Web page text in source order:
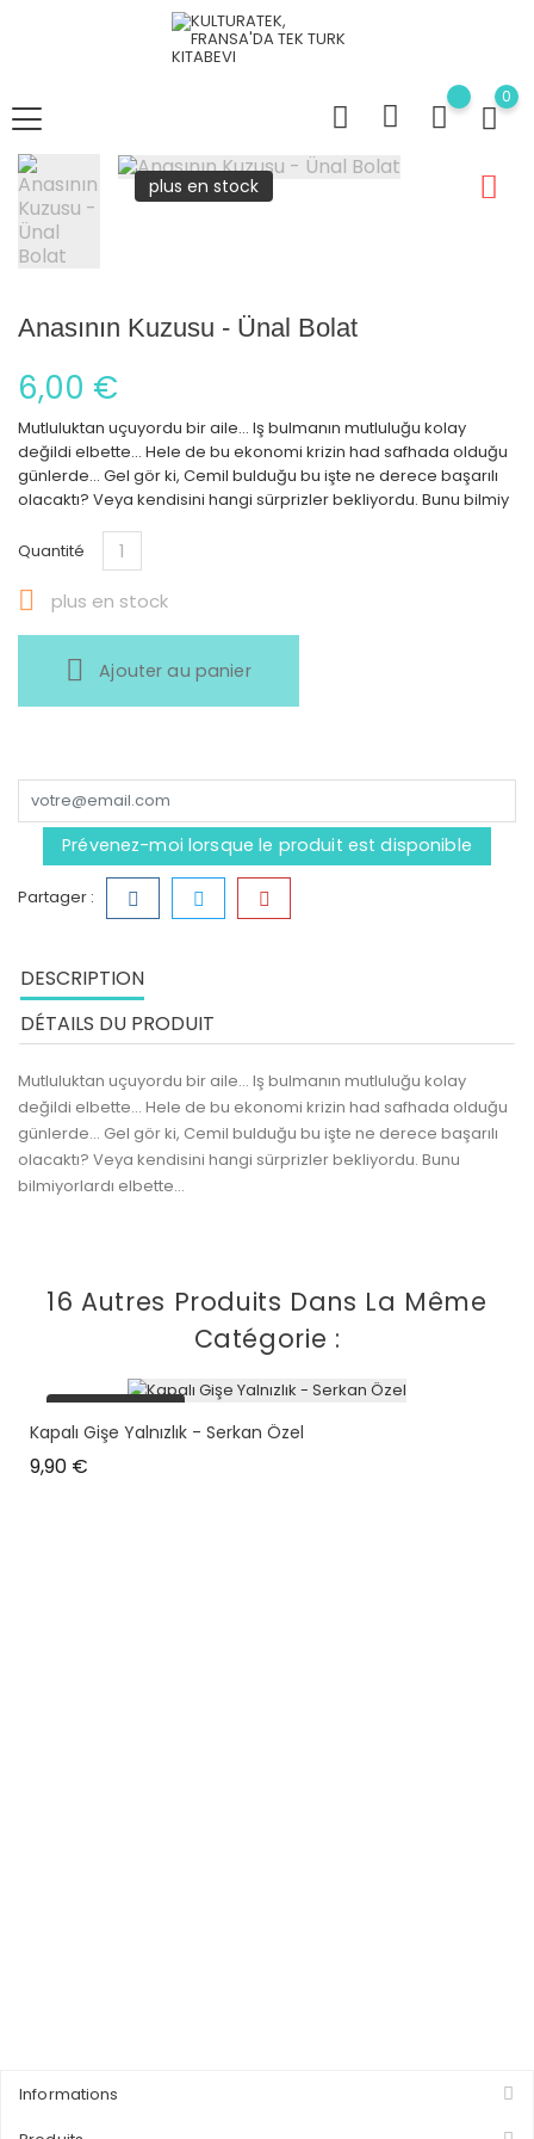
0
plus en stock
Anasının Kuzusu - Ünal Bolat
6,00 €
Mutluluktan uçuyordu bir aile... Iş bulmanın mutluluğu kolay
değildi elbette... Hele de bu ekonomi krizin had safhada olduğu
günlerde... Gel gör ki, Cemil bulduğu bu işte ne derece başarılı
olacaktı? Veya kendisini hangi sürprizler bekliyordu. Bunu bilmiy
Quantité
 plus en stock
Ajouter au panier
Prévenez-moi lorsque le produit est disponible
Partager :
DESCRIPTION
DÉTAILS DU PRODUIT
Mutluluktan uçuyordu bir aile... Iş bulmanın mutluluğu kolay
değildi elbette... Hele de bu ekonomi krizin had safhada olduğu
günlerde... Gel gör ki, Cemil bulduğu bu işte ne derece başarılı
olacaktı? Veya kendisini hangi sürprizler bekliyordu. Bunu
bilmiyorlardı elbette...
16 Autres Produits Dans La Même
Catégorie :
plus en stock
Kapalı Gişe Yalnızlık - Serkan Özel
9,90 €
Informations